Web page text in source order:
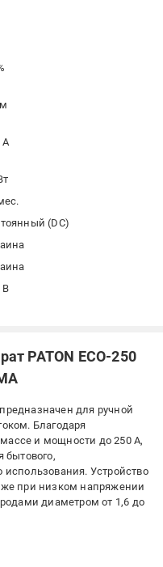
А
(DC)
В
PATON ECO-250
предназначен для ручной
Благодаря
и мощности до 250 А,
бытового,
использования. Устройство
при низком напряжении
диаметром от 1,6 до